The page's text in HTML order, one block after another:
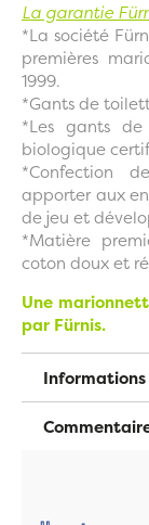
La garantie
*La société
premières
1999.
*Gants de
*Les gants
biologique
*Confection
apporter aux
de jeu et
*Matière
coton doux et
Une
par Fürnis.